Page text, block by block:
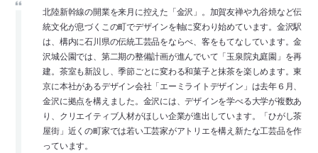
北陸新幹線の開業を来月に控えた「金沢」。加賀友禅や九谷焼など伝
統文化が息づくこの町でデザインを軸に変わり始めています。金沢駅
は、構内に石川県の伝統工芸品をならべ、客をもてなしています。金
沢城公園では、第二期の整備計画が進んでいて「玉泉院丸庭園」を再
建。茶室も新設し、季節ごとに変わる和菓子と抹茶を楽しめます。東
京に本社があるデザイン会社「エーミライトデザイン」は去年６月、
金沢に拠点を構えました。金沢には、デザインを学べる大学が複数あ
り、クリエイティブ人材がほしい企業が進出しています。「ひがし茶
屋街」近くの町家では若い工芸家がアトリエを構え新たな工芸品を作
っています。